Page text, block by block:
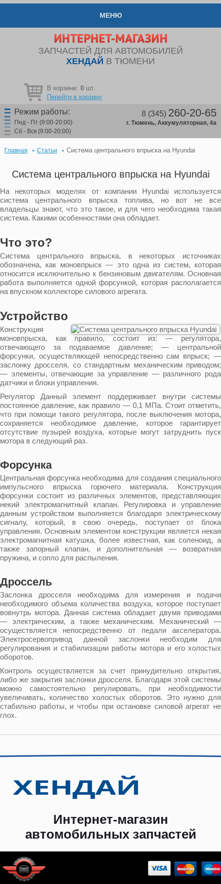
МЕНЮ
ЗАПЧАСТЕЙ ДЛЯ АВТОМОБИЛЕЙ
ХЕНДАЙ В ТЮМЕНИ
В корзине: 0 шт.
Перейти в корзину
Режим работы:
Пнд - Пт (9:00-20:00)
Сб - Вск (9:00-20:00)
8 (345) 260-20-65
г. Тюмень, Аккумуляторная, 4а
Главная Статьи Система центрального впрыска на Hyundai
Система центрального впрыска на Hyundai
На некоторых моделях от компании Hyundai используется
система центрального впрыска топлива, но вот не все
владельцы знают, что это такое, и для чего необходима такая
система. Какими особенностями она обладает.
Что это?
Система центрального впрыска, в некоторых источниках
обозначена, как моновпрыск — это одна из систем, которая
относится исключительно к бензиновым двигателям. Основная
работа выполняется одной форсункой, которая располагается
на впускном коллекторе силового агрегата.
Устройство
Конструкция
моновпрыска, как правило, состоит из: — регулятора,
отвечающего за подаваемое давление; — центральной
форсунки, осуществляющей непосредственно сам впрыск; —
заслонку дросселя, со стандартным механическим приводом;
— элементы, отвечающие за управление — различного рода
датчики и блоки управления.
Регулятор Данный элемент поддерживает внутри системы
постоянное давление, как правило — 0,1 МПа. Стоит отметить,
что при помощи такого регулятора, после выключения мотора,
сохраняется необходимое давление, которое гарантирует
отсутствие пузырей воздуха, которые могут затруднить пуск
мотора в следующий раз.
Форсунка
Центральная форсунка необходима для создания специального
импульсного впрыска горючего материала. Конструкция
форсунки состоит из различных элементов, представляющих
некий электромагнитный клапан. Регулировка и управление
данным устройством выполняется благодаря электрическому
сигналу, который, в свою очередь, поступает от блока
управления. Основным элементом конструкции является некая
электромагнитная катушка, более известная, как соленоид, а
также запорный клапан, и дополнительная — возвратная
пружина, и сопло для распыления.
Дроссель
Заслонка дросселя необходима для измерения и подачи
необходимого объема количества воздуха, которое поступает
вовнутрь мотора. Данная система обладает двумя приводами
— электрическим, а также механическим. Механический —
осуществляется непосредственно от педали акселератора.
Электросервопривод данной заслонки необходим для
регулирования и стабилизации работы мотора и его холостых
оборотов.
Контроль осуществляется за счет принудительно открытия,
либо же закрытия заслонки дросселя. Благодаря этой системы
можно самостоятельно регулировать, при необходимости
увеличивать, количество холостых оборотов. Это нужно для
стабильно работы, и чтобы при остановке силовой агрегат не
глох.
Интернет-магазин
автомобильных запчастей